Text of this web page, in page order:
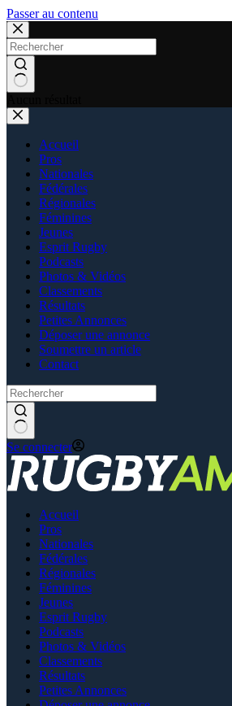
Passer au contenu
Accueil
Pros
Nationales
Fédérales
Régionales
Féminines
Jeunes
Esprit Rugby
Podcasts
Photos & Vidéos
Classements
Résultats
Petites Annonces
Déposer une annonce
Soumettre un article
Contact
Se connecter
Accueil
Pros
Nationales
Fédérales
Régionales
Féminines
Jeunes
Esprit Rugby
Podcasts
Photos & Vidéos
Classements
Résultats
Petites Annonces